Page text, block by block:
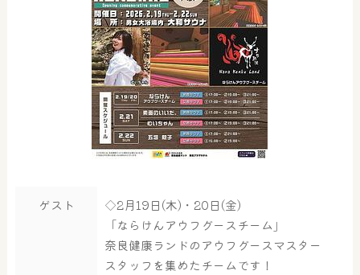
ゲスト
◇2月19日(木)・20日(金)
「ならけんアウフグースチーム」
奈良健康ランドのアウフグースマスター
スタッフを集めたチームです！